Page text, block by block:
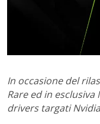
In occasione del
Rare ed in
drivers targati Nvidia